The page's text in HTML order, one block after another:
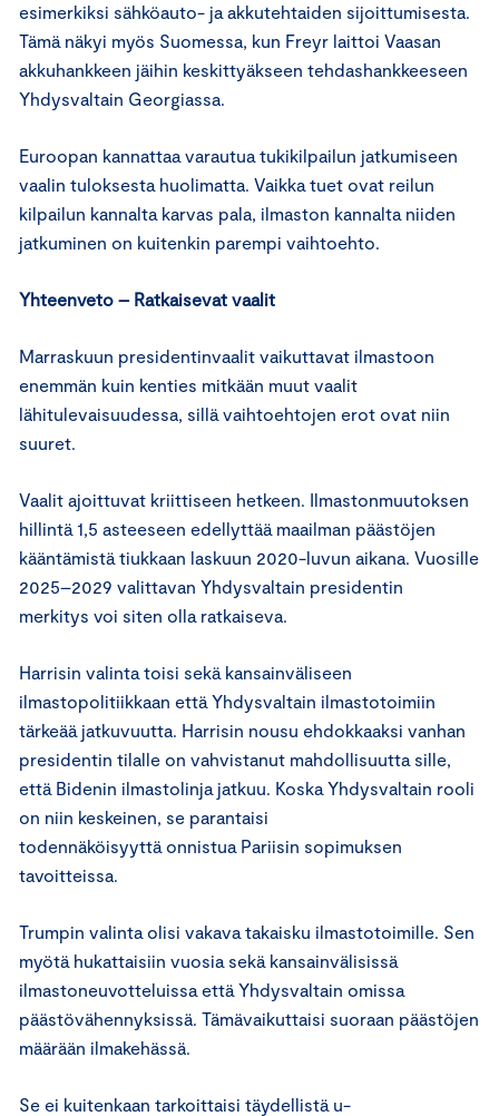
esimerkiksi sähköauto- ja akkutehtaiden sijoittumisesta.
Tämä näkyi myös Suomessa, kun Freyr laittoi Vaasan
akkuhankkeen jäihin keskittyäkseen tehdashankkeeseen
Yhdysvaltain Georgiassa.
Euroopan kannattaa varautua tukikilpailun jatkumiseen
vaalin tuloksesta huolimatta. Vaikka tuet ovat reilun
kilpailun kannalta karvas pala, ilmaston kannalta niiden
jatkuminen on kuitenkin parempi vaihtoehto.
Yhteenveto – Ratkaisevat vaalit
Marraskuun presidentinvaalit vaikuttavat ilmastoon
enemmän kuin kenties mitkään muut vaalit
lähitulevaisuudessa, sillä vaihtoehtojen erot ovat niin
suuret.
Vaalit ajoittuvat kriittiseen hetkeen. Ilmastonmuutoksen
hillintä 1,5 asteeseen edellyttää maailman päästöjen
kääntämistä tiukkaan laskuun 2020-luvun aikana. Vuosille
2025–2029 valittavan Yhdysvaltain presidentin
merkitys voi siten olla ratkaiseva.
Harrisin valinta toisi sekä kansainväliseen
ilmastopolitiikkaan että Yhdysvaltain ilmastotoimiin
tärkeää jatkuvuutta. Harrisin nousu ehdokkaaksi vanhan
presidentin tilalle on vahvistanut mahdollisuutta sille,
että Bidenin ilmastolinja jatkuu. Koska Yhdysvaltain rooli
on niin keskeinen, se parantaisi
todennäköisyyttä onnistua Pariisin sopimuksen
tavoitteissa.
Trumpin valinta olisi vakava takaisku ilmastotoimille. Sen
myötä hukattaisiin vuosia sekä kansainvälisissä
ilmastoneuvotteluissa että Yhdysvaltain omissa
päästövähennyksissä. Tämävaikuttaisi suoraan päästöjen
määrään ilmakehässä.
Se ei kuitenkaan tarkoittaisi täydellistä u-